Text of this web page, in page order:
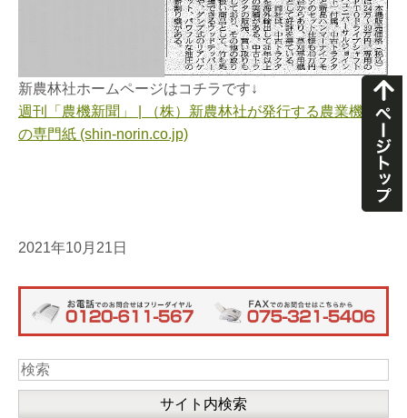
新農林社ホームページはコチラです↓
週刊「農機新聞」 | （株）新農林社が発行する農業機械
の専門紙 (shin-norin.co.jp)
2021年10月21日